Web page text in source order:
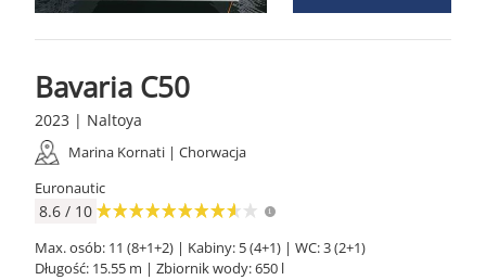
Bavaria C50
2023 | Naltoya
Marina Kornati | Chorwacja
Euronautic
8.6 / 10
Max. osób: 11 (8+1+2) | Kabiny: 5 (4+1) | WC: 3 (2+1)
Długość: 15.55 m | Zbiornik wody: 650 l